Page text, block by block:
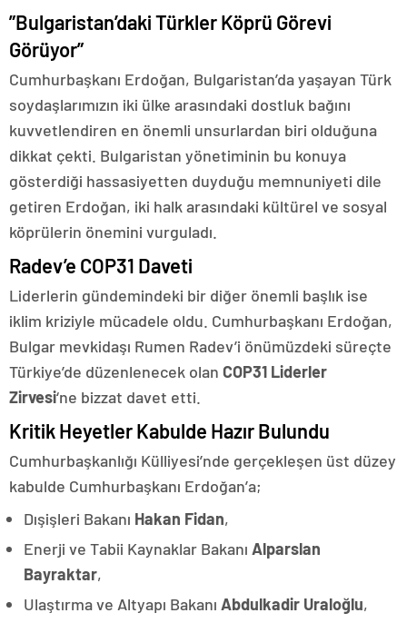
​”Bulgaristan’daki Türkler Köprü Görevi
Görüyor”
​Cumhurbaşkanı Erdoğan, Bulgaristan’da yaşayan Türk
soydaşlarımızın iki ülke arasındaki dostluk bağını
kuvvetlendiren en önemli unsurlardan biri olduğuna
dikkat çekti. Bulgaristan yönetiminin bu konuya
gösterdiği hassasiyetten duyduğu memnuniyeti dile
getiren Erdoğan, iki halk arasındaki kültürel ve sosyal
köprülerin önemini vurguladı.
​Radev’e COP31 Daveti
​Liderlerin gündemindeki bir diğer önemli başlık ise
iklim kriziyle mücadele oldu. Cumhurbaşkanı Erdoğan,
Bulgar mevkidaşı Rumen Radev’i önümüzdeki süreçte
Türkiye’de düzenlenecek olan COP31 Liderler
Zirvesi‘ne bizzat davet etti.
​Kritik Heyetler Kabulde Hazır Bulundu
​Cumhurbaşkanlığı Külliyesi’nde gerçekleşen üst düzey
kabulde Cumhurbaşkanı Erdoğan’a;
​Dışişleri Bakanı Hakan Fidan,
​Enerji ve Tabii Kaynaklar Bakanı Alparslan
Bayraktar,
​Ulaştırma ve Altyapı Bakanı Abdulkadir Uraloğlu,